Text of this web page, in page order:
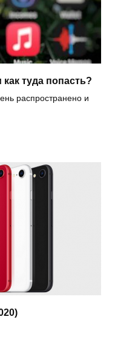
туда попасть?
распространено и